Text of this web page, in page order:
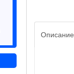
Описание